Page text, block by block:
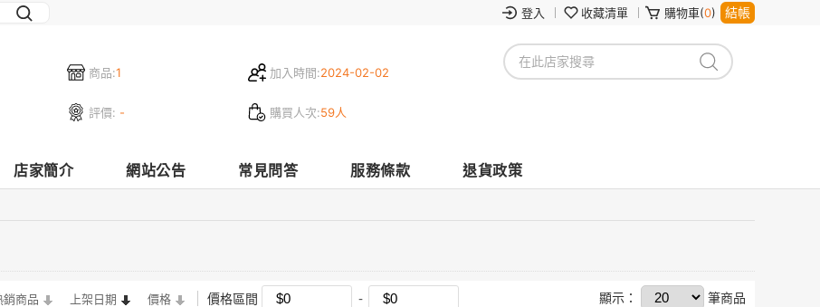
登入 收藏清單 購物車(0) 結帳
商品:1 加入時間:2024-02-02
評價: - 購買人次:59人
店家簡介 網站公告 常見問答 服務條款 退貨政策
銷商品 上架日期 價格 價格區間 顯示： 筆商品